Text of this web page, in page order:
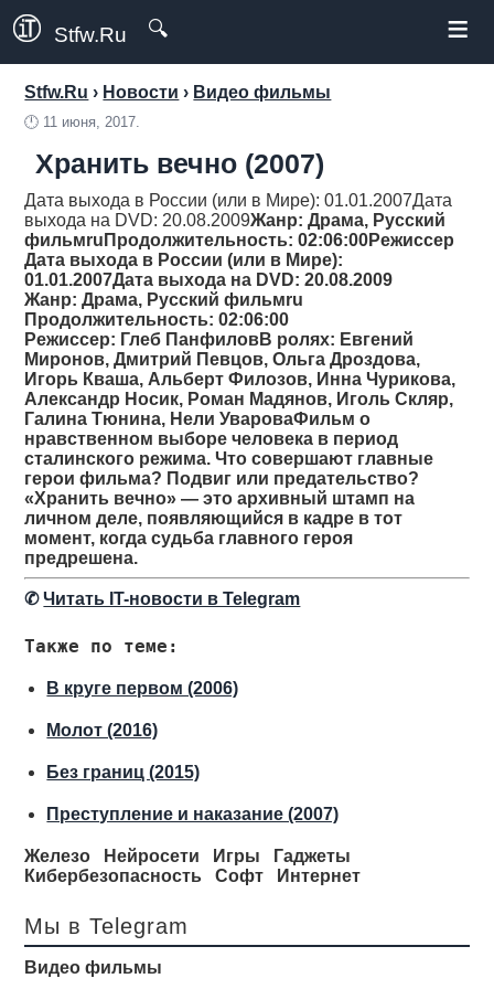
Stfw.Ru 🔍 ≡
Stfw.Ru › Новости › Видео фильмы
🕛 11 июня, 2017.
Хранить вечно (2007)
Дата выхода в России (или в Мире): 01.01.2007Дата
выхода на DVD: 20.08.2009Жанр: Драма, Русский
фильмru Продолжительность: 02:06:00Режиссер
Дата выхода в России (или в Мире):
01.01.2007Дата выхода на DVD: 20.08.2009
Жанр: Драма, Русский фильмru
Продолжительность: 02:06:00
Режиссер: Глеб ПанфиловВ ролях: Евгений
Миронов, Дмитрий Певцов, Ольга Дроздова,
Игорь Кваша, Альберт Филозов, Инна Чурикова,
Александр Носик, Роман Мадянов, Иголь Скляр,
Галина Тюнина, Нели УвароваФильм о
нравственном выборе человека в период
сталинского режима. Что совершают главные
герои фильма? Подвиг или предательство?
«Хранить вечно» — это архивный штамп на
личном деле, появляющийся в кадре в тот
момент, когда судьба главного героя
предрешена.
✆Читать IT-новости в Telegram
Также по теме:
В круге первом (2006)
Молот (2016)
Без границ (2015)
Преступление и наказание (2007)
Железо Нейросети Игры
Гаджеты
Кибербезопасность
Софт Интернет
Мы в Telegram
Видео фильмы